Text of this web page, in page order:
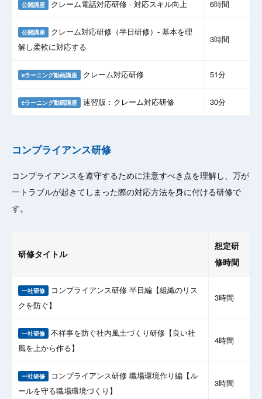
公開講座 クレーム電話対応研修 - 対応スキル向上 6時間
公開講座 クレーム対応研修（半日研修）- 基本を理
解し柔軟に対応する
3時間
eラーニング動画講座 クレーム対応研修 51分
eラーニング動画講座 速習版：クレーム対応研修 30分
コンプライアンス研修
コンプライアンスを遵守するために注意すべき点を理解し、万が
一トラブルが起きてしまった際の対応方法を身に付ける研修で
す。
研修タイトル
想定研
修時間
一社研修 コンプライアンス研修 半日編【組織のリス
クを防ぐ】
3時間
一社研修 不祥事を防ぐ社内風土づくり研修【良い社
風を上から作る】
4時間
一社研修 コンプライアンス研修 職場環境作り編【ル
ールを守る職場環境づくり】
3時間